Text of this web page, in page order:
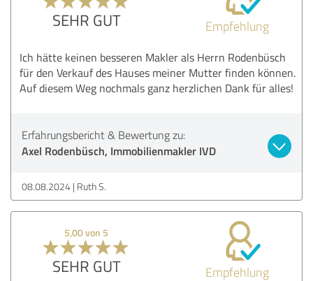
SEHR GUT Empfehlung
Ich hätte keinen besseren Makler als Herrn Rodenbüsch
für den Verkauf des Hauses meiner Mutter finden können.
Auf diesem Weg nochmals ganz herzlichen Dank für alles!
Erfahrungsbericht & Bewertung zu:
Axel Rodenbüsch, Immobilienmakler IVD
08.08.2024 Ruth S.
5,00 von 5
SEHR GUT Empfehlung